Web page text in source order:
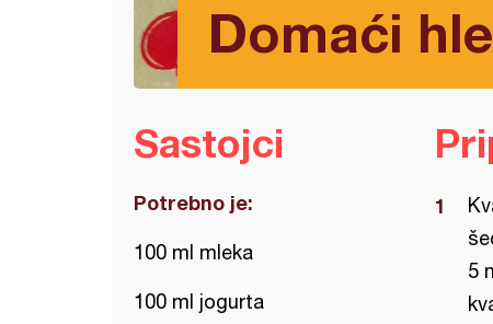
Domaći
Sastojci
Potrebno je:
100 ml mleka
100 ml jogurta
5